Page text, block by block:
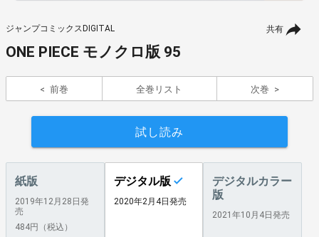
共有
ジャンプコミックスDIGITAL
ONE PIECE モノクロ版 95
前巻 全巻リスト 次巻
試し読み
紙版
2019年12月28日発
売
484円（税込）
デジタル版
2020年2月4日発売
デジタルカラー
版
2021年10月4日発売